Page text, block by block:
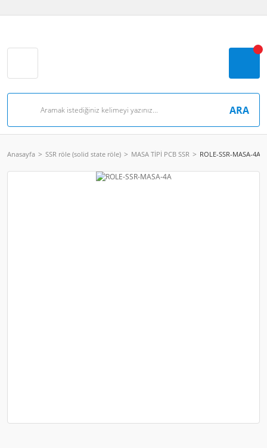
ARA
Anasayfa SSR röle (solid state röle) MASA TİPİ PCB SSR ROLE-SSR-MASA-4A